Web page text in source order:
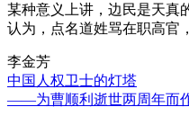
某种意义上讲，边民是天真
认为，点名道姓骂在职高官
李金芳
中国人权卫士的灯塔
——为曹顺利逝世两周年而作